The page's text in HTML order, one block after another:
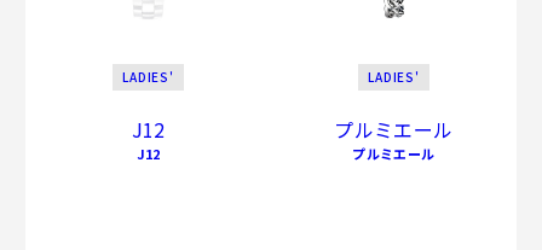
LADIES'
J12
J12
LADIES'
プルミエール
プルミエール